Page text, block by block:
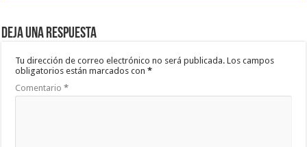
Deja una respuesta
Tu dirección de correo electrónico no será publicada. Los campos
obligatorios están marcados con*
Comentario*